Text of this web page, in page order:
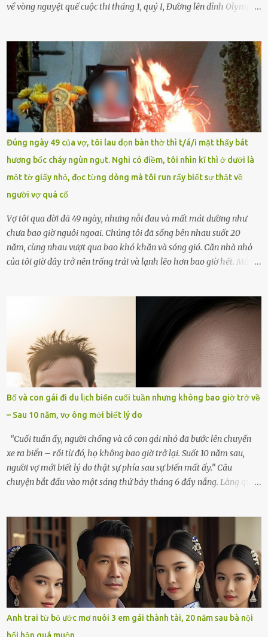
về vòng nguyệt quế cuộc thi tháng 1, quý I, Đường lên đỉnh Olympia.
chưa phù hợp, gây xôn xao, bức xúc trong dư luận. Ngay sau đó,
Trường THPT Chuyên Nguyễn Tất Thành báo cáo xác nhận tài
khoản Chu Vinh là của học sinh Chu Ngọc Quang Vinh, lớp 12 Anh
của nhà trường. Nam sinh này từng giành ngôi vô địch, mang về
vòng nguyệt quế cuộc thi tháng 1, quý I, Đường lên đỉnh Olympia
năm thứ 24. Quá trình giáo dục, học sinh Chu Ngọc Quang Vinh đã
nhận thức được nội dung bài viết của bản thân trên mạng xã hội
ngày 1.9 là chưa phù hợp nên đã chủ động gỡ bài viết và đăng bài
xin lỗi trên trang Facebook cá nhân. Chu Ngọc Quang Vinh làm việc
với cơ quan chức năng. Ảnh: Đơn vị cung...
Đúng ngày 49 của vợ, tôi lau dọn bàn thờ thì t/á/i mặt thấy bát
hương bốc cháy ngùn ngụt. Nghi có điềm, tôi nhìn kĩ thì ở dưới là
một tờ giấy nhỏ, đọc từng dòng mà tôi run rẩy biết sự thật về
người vợ quá cố
Vợ tôi qua đời đã 49 ngày, nhưng nỗi đau và mất mát dường như
chưa bao giờ nguôi ngoai. Chúng tôi đã sống bên nhau suốt 20
năm, cùng nhau vượt qua bao khó khăn và sóng gió. Căn nhà nhỏ
của tôi giờ đây trở nên trống trải và lạnh lẽo hơn bao giờ hết. Mỗi
rơi vào khoảng trống vô tận, chẳng còn muốn làm gì ngoài việc
ngồi lặng lẽ nhớ về cô ấy. Nhưng cuộc sống không cho phép tôi mãi
chìm đắm trong đau khổ. Họ hàng, bạn bè và những người thân
thiết đã đến bên, giúp tôi tổ chức tang lễ chu toàn. Và hôm nay là
ngày giỗ đầu tiên của vợ, 49 ngày sau khi cô ấy rời xa tôi mãi
mãi.Buổi sáng hôm đó, sau khi cúng cơm xong, tôi quyết định lên
sắp xếp lại bàn thờ vợ. Mọi thứ vẫn như mọi ngày, nhưng có điều gì
đó kỳ lạ mà tôi không thể giải thích được. Trong khoảnh khắc tôi
cúi xuống lau chùi bát hương, một luồng gió lạ thoáng qua, khiến
tôi giật mình. Và rồi, một chuyện kinh...
Bố và con gái đi du lịch biển cuối tuần nhưng không bao giờ trở về
– Sau 10 năm, vợ ông mới biết lý do
“Cuối tuần ấy, người chồng và cô con gái nhỏ đã bước lên chuyến
xe ra biển – rồi từ đó, họ không bao giờ trở lại. Suốt 10 năm sau,
người vợ mới biết lý do thật sự phía sau sự biến mất ấy.” Câu
chuyện bắt đầu vào một sáng thứ bảy tháng 6 đầy nắng. Làng quê
không kém. Ông Minh, vốn là một người đàn ông điềm đạm, ít nói,
hôm ấy lại đặc biệt vui vẻ. Ông chuẩn bị hành lý cho chuyến đi biển
cùng cô con gái 8 tuổi tên Thảo. “Em ở nhà nghỉ ngơi nhé, anh đưa
con đi biển hai ngày, để nó được ngắm sóng, nghịch cát. Về chắc nó
sẽ kể cho em nghe cả tuần không hết chuyện.” – Ông Minh cười
hiền, vuốt tóc vợ. Bà Hạnh nhìn chồng và con gái ríu rít chuẩn bị mà
lòng cũng rộn ràng. Bà vốn ít có dịp đi xa vì còn bận buôn bán ở chợ,
nên lần này cũng đành ở nhà. Thảo ôm chầm lấy mẹ trước khi đi:
Anh trai từ bỏ ước mơ nuôi 3 em gái thành tài, 20 năm sau bà nội
hối hận quá muộn